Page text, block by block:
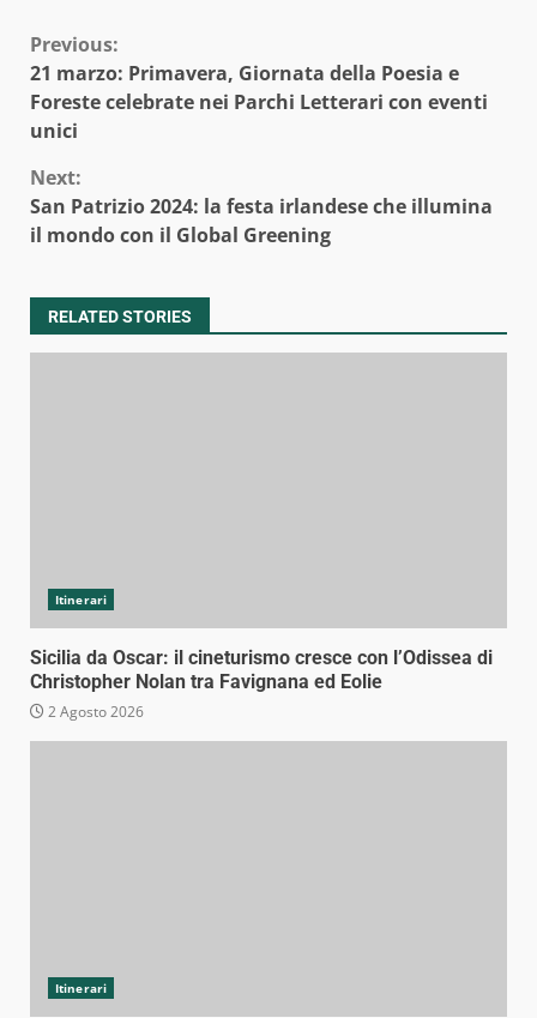
Continue
Reading
Previous:
21 marzo: Primavera, Giornata della Poesia e
Foreste celebrate nei Parchi Letterari con eventi
unici
Next:
San Patrizio 2024: la festa irlandese che illumina
il mondo con il Global Greening
RELATED STORIES
Itinerari
Sicilia da Oscar: il cineturismo cresce con l’Odissea di
Christopher Nolan tra Favignana ed Eolie
2 Agosto 2026
Itinerari